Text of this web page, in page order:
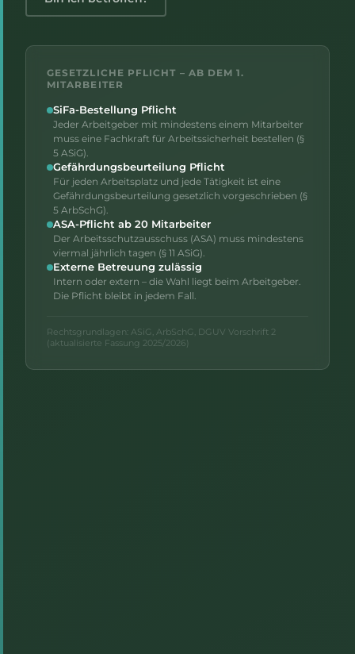
GESETZLICHE PFLICHT – AB DEM 1.
MITARBEITER
SiFa-Bestellung Pflicht
Jeder Arbeitgeber mit mindestens einem Mitarbeiter
muss eine Fachkraft für Arbeitssicherheit bestellen (§
5 ASiG).
Gefährdungsbeurteilung Pflicht
Für jeden Arbeitsplatz und jede Tätigkeit ist eine
Gefährdungsbeurteilung gesetzlich vorgeschrieben (§
5 ArbSchG).
ASA-Pflicht ab 20 Mitarbeiter
Der Arbeitsschutzausschuss (ASA) muss mindestens
viermal jährlich tagen (§ 11 ASiG).
Externe Betreuung zulässig
Intern oder extern – die Wahl liegt beim Arbeitgeber.
Die Pflicht bleibt in jedem Fall.
Rechtsgrundlagen: ASiG, ArbSchG, DGUV Vorschrift 2
(aktualisierte Fassung 2025/2026)